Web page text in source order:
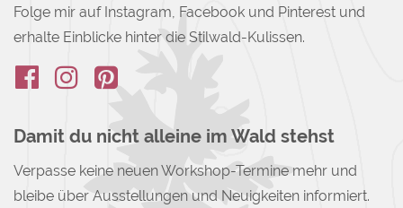
Folge mir auf Instagram, Facebook und Pinterest und
erhalte Einblicke hinter die Stilwald-Kulissen.
Damit du nicht alleine im Wald stehst
Verpasse keine neuen Workshop-Termine mehr und
bleibe über Ausstellungen und Neuigkeiten informiert.